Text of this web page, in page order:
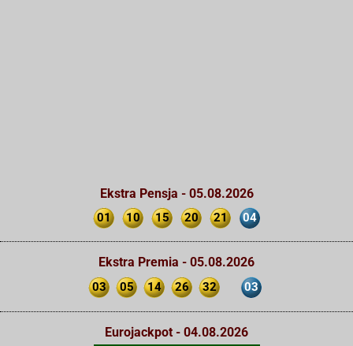
Ekstra Pensja - 05.08.2026
01 10 15 20 21 04
Ekstra Premia - 05.08.2026
03 05 14 26 32 03
Eurojackpot - 04.08.2026